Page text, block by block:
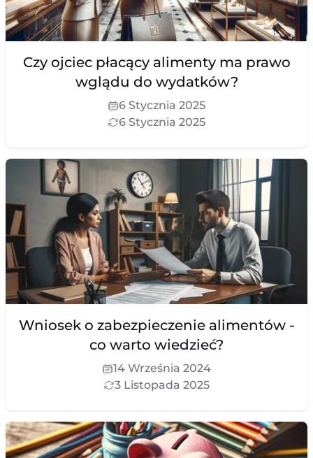
Czy ojciec płacący alimenty ma prawo
wglądu do wydatków?
6 Stycznia 2025
6 Stycznia 2025
Wniosek o zabezpieczenie alimentów -
co warto wiedzieć?
14 Września 2024
3 Listopada 2025